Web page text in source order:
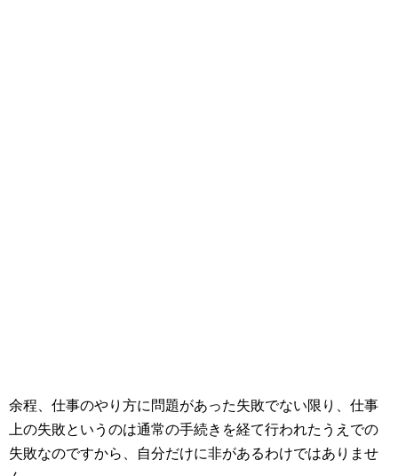
余程、仕事のやり方に問題があった失敗でない限り、仕事
上の失敗というのは通常の手続きを経て行われたうえでの
失敗なのですから、自分だけに非があるわけではありませ